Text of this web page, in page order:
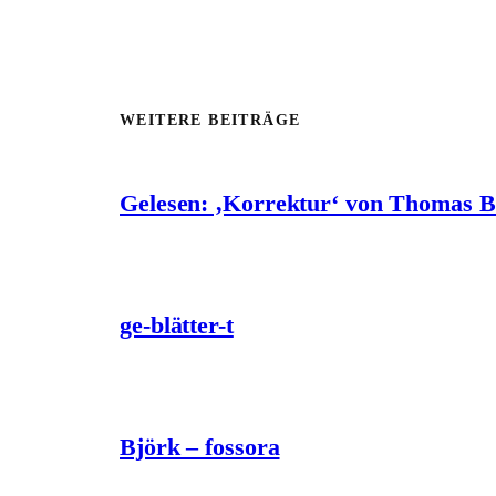
WEITERE BEITRÄGE
Gelesen: ‚Korrektur‘ von Thomas
ge-blätter-t
Björk – fossora